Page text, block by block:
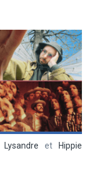
Lysandre et
Hippie